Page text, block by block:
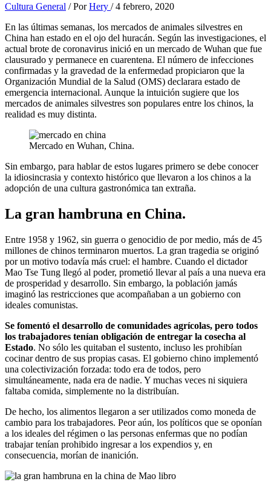
Cultura General / PorHery /4 febrero, 2020
En las últimas semanas, los mercados de animales silvestres en
China han estado en el ojo del huracán. Según las investigaciones, el
actual brote de coronavirus inició en un mercado de Wuhan que fue
clausurado y permanece en cuarentena. El número de infecciones
confirmadas y la gravedad de la enfermedad propiciaron que la
Organización Mundial de la Salud (OMS) declarara estado de
emergencia internacional. Aunque la intuición sugiere que los
mercados de animales silvestres son populares entre los chinos, la
realidad es muy distinta.
Mercado en Wuhan, China.
Sin embargo, para hablar de estos lugares primero se debe conocer
la idiosincrasia y contexto histórico que llevaron a los chinos a la
adopción de una cultura gastronómica tan extraña.
La gran hambruna en China.
Entre 1958 y 1962, sin guerra o genocidio de por medio, más de 45
millones de chinos terminaron muertos. La gran tragedia se originó
por un motivo todavía más cruel: el hambre. Cuando el dictador
Mao Tse Tung llegó al poder, prometió llevar al país a una nueva era
de prosperidad y desarrollo. Sin embargo, la población jamás
imaginó las restricciones que acompañaban a un gobierno con
ideales comunistas.
Se fomentó el desarrollo de comunidades agrícolas, pero todos
los trabajadores tenían obligación de entregar la cosecha al
Estado. No sólo les quitaban el sustento, incluso les prohibían
cocinar dentro de sus propias casas. El gobierno chino implementó
una colectivización forzada: todo era de todos, pero
simultáneamente, nada era de nadie. Y muchas veces ni siquiera
faltaba comida, simplemente no la distribuían.
De hecho, los alimentos llegaron a ser utilizados como moneda de
cambio para los trabajadores. Peor aún, los políticos que se oponían
a los ideales del régimen o las personas enfermas que no podían
trabajar tenían prohibido ingresar a los expendios y, en
consecuencia, morían de inanición.